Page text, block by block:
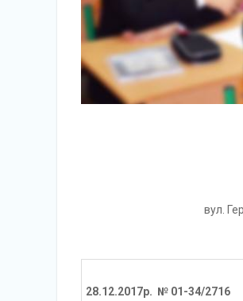
вул.
28.12.2017р. № 01-34/2716